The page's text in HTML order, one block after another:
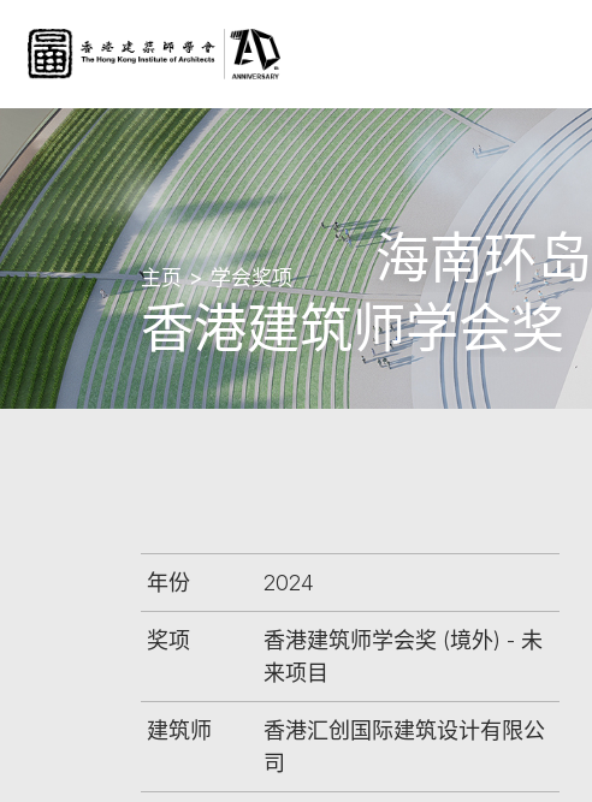
海南环
主页 学会奖项
香港建筑师学会奖
年份 2024
奖项
香港建筑师学会奖 (境外) - 未
来项目
建筑师
香港汇创国际建筑设计有限公
司